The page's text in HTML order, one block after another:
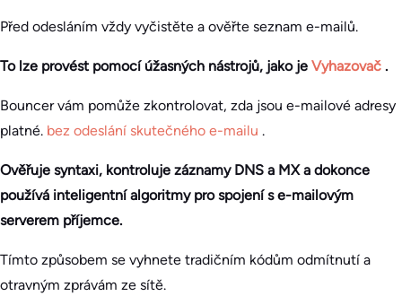
Před odesláním vždy vyčistěte a ověřte seznam e-mailů.
To lze provést pomocí úžasných nástrojů, jako je Vyhazovač .
Bouncer vám pomůže zkontrolovat, zda jsou e-mailové adresy
platné. bez odeslání skutečného e-mailu .
Ověřuje syntaxi, kontroluje záznamy DNS a MX a dokonce
používá inteligentní algoritmy pro spojení s e-mailovým
serverem příjemce.
Tímto způsobem se vyhnete tradičním kódům odmítnutí a
otravným zprávám ze sítě.